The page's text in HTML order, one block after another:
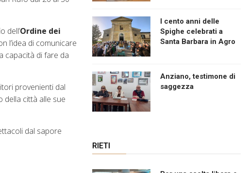
dell’Ordine dei
l’idea di comunicare
capacità di fare da
provenienti dal
della città alle sue
dal sapore
I cento anni delle
Spighe celebrati a
Santa Barbara in Agro
Anziano, testimone di
saggezza
RIETI